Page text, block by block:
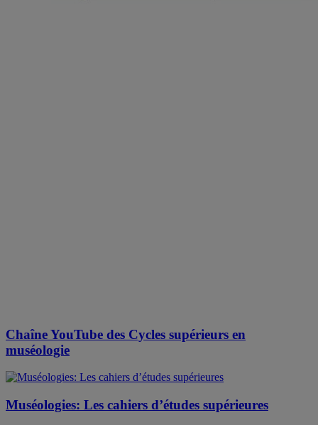
Chaîne YouTube des Cycles supérieurs en
muséologie
Muséologies: Les cahiers d’études supérieures